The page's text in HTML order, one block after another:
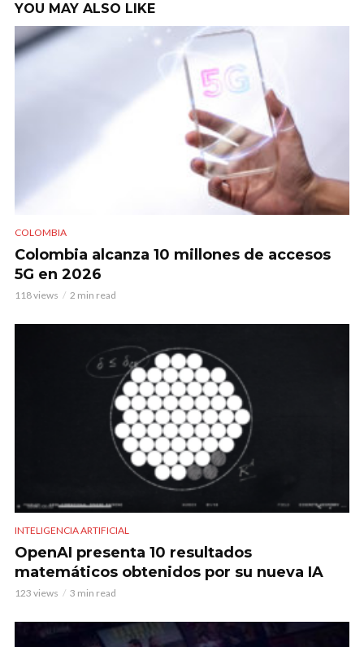
YOU MAY ALSO LIKE
COLOMBIA
Colombia alcanza 10 millones de accesos
5G en 2026
118 views 2 min read
INTELIGENCIA ARTIFICIAL
OpenAI presenta 10 resultados
matemáticos obtenidos por su nueva IA
123 views 3 min read